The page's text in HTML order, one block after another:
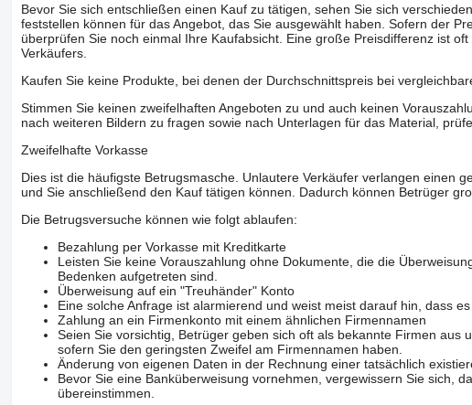
Bevor Sie sich entschließen einen Kauf zu tätigen, sehen Sie sich
feststellen können für das Angebot, das Sie ausgewählt haben. Sofern der
überprüfen Sie noch einmal Ihre Kaufabsicht. Eine große Preisdifferenz ist
Verkäufers.
Kaufen Sie keine Produkte, bei denen der Durchschnittspreis bei
Stimmen Sie keinen zweifelhaften Angeboten zu und auch keinen
nach weiteren Bildern zu fragen sowie nach Unterlagen für das Material,
Zweifelhafte Vorkasse
Dies ist die häufigste Betrugsmasche. Unlautere Verkäufer verlangen einen
und Sie anschließend den Kauf tätigen können. Dadurch können Betrüger
Die Betrugsversuche können wie folgt ablaufen:
Bezahlung per Vorkasse mit Kreditkarte
Leisten Sie keine Vorauszahlung ohne Dokumente, die die
Bedenken aufgetreten sind.
Überweisung auf ein "Treuhänder" Konto
Eine solche Anfrage ist alarmierend und weist meist darauf hin, dass
Zahlung an ein Firmenkonto mit einem ähnlichen Firmennamen
Seien Sie vorsichtig, Betrüger geben sich oft als bekannte Firmen aus
sofern Sie den geringsten Zweifel am Firmennamen haben.
Änderung von eigenen Daten in der Rechnung einer tatsächlich
Bevor Sie eine Banküberweisung vornehmen, vergewissern Sie sich,
übereinstimmen.